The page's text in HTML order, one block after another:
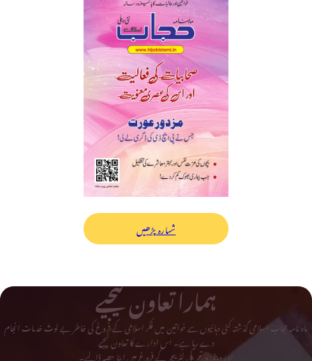
شمارہ پڑھیں
ہمارا تعاون کیجیے
ماہ نامہ حجاب اسلامی گذشتہ کئی دہائیوں سے خواتین میں فکر اسلامی کے فروغ کی خاطر بے لوث خدمات انجام
دے رہا ہے۔ اس ادارے کا تعاون کیجیے
اور دینی و تحریکی لٹریچر کے فروغ میں اپنا حصہ ڈالیے۔